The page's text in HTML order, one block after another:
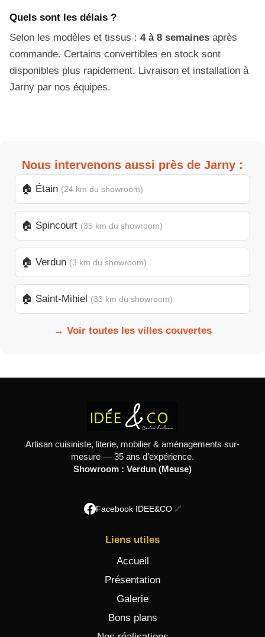
Quels sont les délais ?
Selon les modèles et tissus : 4 à 8 semaines après
commande. Certains convertibles en stock sont
disponibles plus rapidement. Livraison et installation à
Jarny par nos équipes.
Nous intervenons aussi près de Jarny :
🏠 Étain (24 km du showroom)
🏠 Spincourt (35 km du showroom)
🏠 Verdun (3 km du showroom)
🏠 Saint-Mihiel (33 km du showroom)
→ Voir toutes les villes couvertes
Artisan cuisiniste, literie, mobilier & aménagements sur-
mesure — 35 ans d’expérience.
Showroom : Verdun (Meuse)
Facebook IDEE&CO
Liens utiles
Accueil
Présentation
Galerie
Bons plans